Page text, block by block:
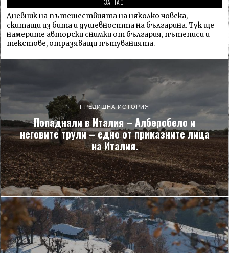
ЗА НАС
Дневник на пътешествията на няколко човека,
скитащи из бита и душевността на българина. Тук ще
намерите авторски снимки от българия, пътеписи и
текстове, отразяващи пътуванията.
ПРЕДИШНА ИСТОРИЯ
Попаднали в Италия – Алберобело и
неговите трули – едно от приказните лица
на Италия.